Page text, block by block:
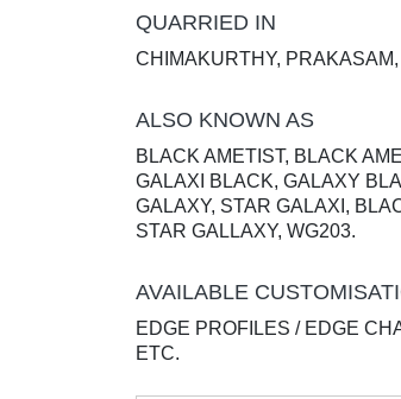
QUARRIED IN
CHIMAKURTHY,
ALSO KNOWN AS
BLACK AMETIST, BLACK
GALAXI BLACK, GALAXY
GALAXY, STAR GALAXI,
STAR GALLAXY, WG203.
AVAILABLE
EDGE PROFILES / EDGE
ETC.